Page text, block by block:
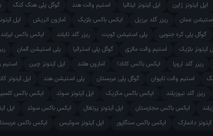
اپل آیتونز ژاپن اپل آیتونز ایتالیا استیم والت هند گوگل پلی هنگ کنگ
عمان ریزر گلد برزیل ایکس باکس بلژیک آمازون اتریش اپل
گوگل پلی کره جنوبی پلی استیشن کویت ریزر گلد تایلند ایکس باکس ایرلند
آیتونز بلژیک استیم والت مالزی گوگل پلی استرالیا پلی استیشن آلمان
ریزر گلد اروپا ایکس باکس کانادا آمازون هلند اپل آیتونز چین استیم
استیم والت تایوان گوگل پلی عربستان پلی استیشن هند اپل آیتونز
ریزر گلد نیوزیلند ایکس باکس مکزیک اپل آیتونز سوئد ایکس باکس
ایکس باکس مجارستان اپل آیتونز پرتغال ایکس باکس سوئد اپل
دانمارک ایکس باکس سنگاپور اپل آیتونز سوئیس ایکس باکس